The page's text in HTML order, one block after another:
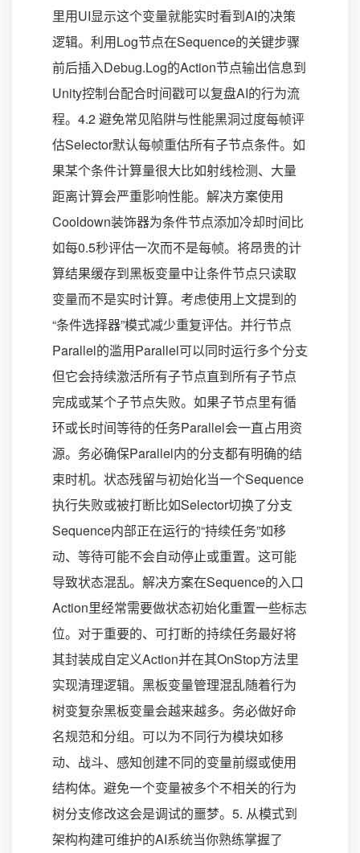
里用UI显示这个变量就能实时看到AI的决策
逻辑。利用Log节点在Sequence的关键步骤
前后插入Debug.Log的Action节点输出信息到
Unity控制台配合时间戳可以复盘AI的行为流
程。4.2 避免常见陷阱与性能黑洞过度每帧评
估Selector默认每帧重估所有子节点条件。如
果某个条件计算量很大比如射线检测、大量
距离计算会严重影响性能。解决方案使用
Cooldown装饰器为条件节点添加冷却时间比
如每0.5秒评估一次而不是每帧。将昂贵的计
算结果缓存到黑板变量中让条件节点只读取
变量而不是实时计算。考虑使用上文提到的
“条件选择器”模式减少重复评估。并行节点
Parallel的滥用Parallel可以同时运行多个分支
但它会持续激活所有子节点直到所有子节点
完成或某个子节点失败。如果子节点里有循
环或长时间等待的任务Parallel会一直占用资
源。务必确保Parallel内的分支都有明确的结
束时机。状态残留与初始化当一个Sequence
执行失败或被打断比如Selector切换了分支
Sequence内部正在运行的“持续任务”如移
动、等待可能不会自动停止或重置。这可能
导致状态混乱。解决方案在Sequence的入口
Action里经常需要做状态初始化重置一些标志
位。对于重要的、可打断的持续任务最好将
其封装成自定义Action并在其OnStop方法里
实现清理逻辑。黑板变量管理混乱随着行为
树变复杂黑板变量会越来越多。务必做好命
名规范和分组。可以为不同行为模块如移
动、战斗、感知创建不同的变量前缀或使用
结构体。避免一个变量被多个不相关的行为
树分支修改这会是调试的噩梦。5. 从模式到
架构构建可维护的AI系统当你熟练掌握了